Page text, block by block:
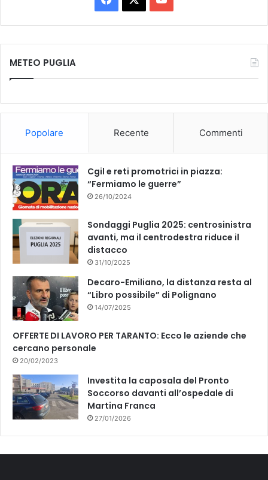
a
c
k
o
u
METEO PUGLIA
Popolare Recente Commenti
Cgil e reti promotrici in piazza:
“Fermiamo le guerre”
26/10/2024
Sondaggi Puglia 2025: centrosinistra
avanti, ma il centrodestra riduce il
distacco
31/10/2025
Decaro-Emiliano, la distanza resta al
“Libro possibile” di Polignano
14/07/2025
OFFERTE DI LAVORO PER TARANTO: Ecco le aziende che
cercano personale
20/02/2023
Investita la caposala del Pronto
Soccorso davanti all’ospedale di
Martina Franca
27/01/2026